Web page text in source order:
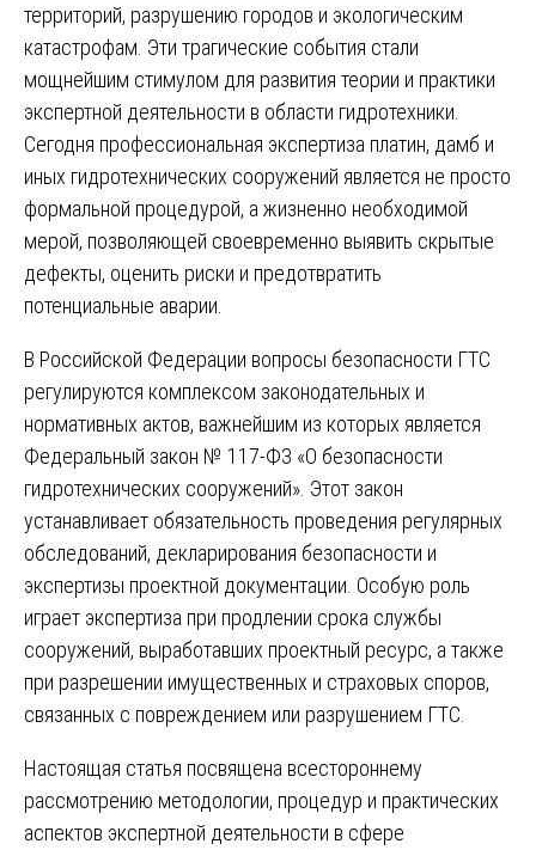
территорий, разрушению городов и экологическим
катастрофам. Эти трагические события стали
мощнейшим стимулом для развития теории и практики
экспертной деятельности в области гидротехники.
Сегодня профессиональная экспертиза платин, дамб и
иных гидротехнических сооружений является не просто
формальной процедурой, а жизненно необходимой
мерой, позволяющей своевременно выявить скрытые
дефекты, оценить риски и предотвратить
потенциальные аварии.
В Российской Федерации вопросы безопасности ГТС
регулируются комплексом законодательных и
нормативных актов, важнейшим из которых является
Федеральный закон № 117-ФЗ «О безопасности
гидротехнических сооружений». Этот закон
устанавливает обязательность проведения регулярных
обследований, декларирования безопасности и
экспертизы проектной документации. Особую роль
играет экспертиза при продлении срока службы
сооружений, выработавших проектный ресурс, а также
при разрешении имущественных и страховых споров,
связанных с повреждением или разрушением ГТС.
Настоящая статья посвящена всестороннему
рассмотрению методологии, процедур и практических
аспектов экспертной деятельности в сфере